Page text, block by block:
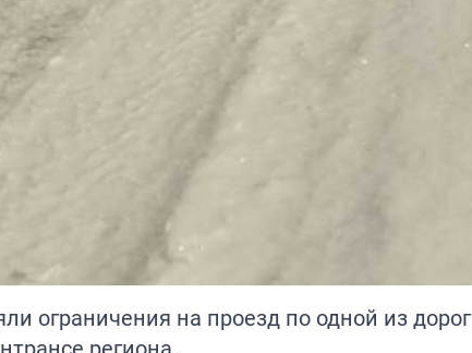
ограничения на проезд по одной из дорог